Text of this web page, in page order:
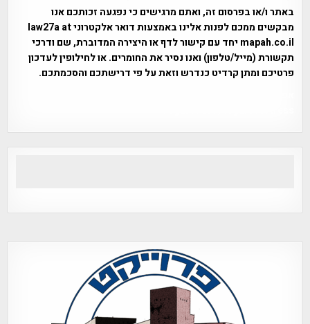
באתר ו/או בפרסום זה, ואתם מרגישים כי נפגעה זכותכם אנו
מבקשים ממכם לפנות אלינו באמצעות דואר אלקטרוני law27a at
mapah.co.il יחד עם קישור לדף או היצירה המדוברת, שם ודרכי
תקשורת (מייל/טלפון) ואנו נסיר את החומרים. או לחילופין לעדכון
פרטיכם ומתן קרדיט כנדרש וזאת על פי דרישתכם והסכמתכם.